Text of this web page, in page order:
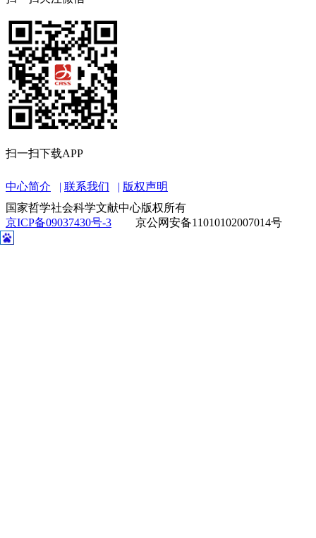
扫一扫下载APP
中心简介 联系我们
版权声明
国家哲学社会科学文献中心版权所有
京ICP备09037430号-3
京公网安备11010102007014号